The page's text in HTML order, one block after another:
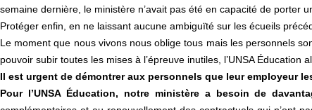
semaine dernière, le ministère n’avait pas été en capacité de porter
Protéger enfin, en ne laissant aucune ambiguïté sur les écueils
Le moment que nous vivons nous oblige tous mais les personnels
pouvoir subir toutes les mises à l’épreuve inutiles, l’UNSA
Il est urgent de démontrer aux personnels que leur employeur
Pour l’UNSA Éducation, notre ministère a besoin de